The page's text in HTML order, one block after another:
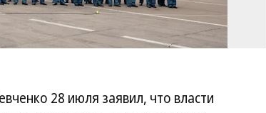
28 июля заявил, что власти